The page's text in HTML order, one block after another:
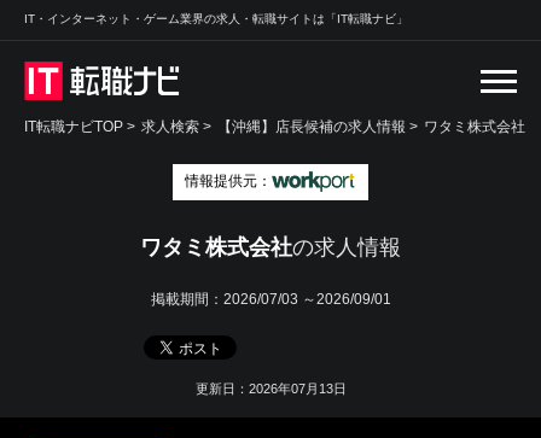
IT・インターネット・ゲーム業界の求人・転職サイトは「IT転職ナビ」
IT転職ナビTOP > 求人検索 > 【沖縄】店長候補の求人情報 > ワタミ株式会社
情報提供元：
ワタミ株式会社の求人情報
掲載期間： 2026/07/03 ～2026/09/01
更新日：2026年07月13日